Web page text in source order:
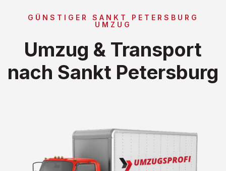
GÜNSTIGER SANKT PETERSBURG
UMZUG
Umzug & Transport
nach Sankt Petersburg